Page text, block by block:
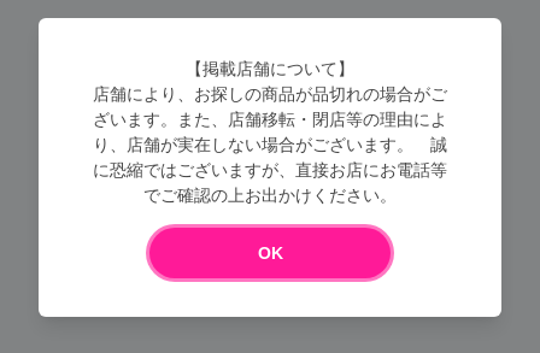
【掲載店舗について】
店舗により、お探しの商品が品切れの場合がご
ざいます。また、店舗移転・閉店等の理由によ
り、店舗が実在しない場合がございます。 誠
に恐縮ではございますが、直接お店にお電話等
でご確認の上お出かけください。
OK